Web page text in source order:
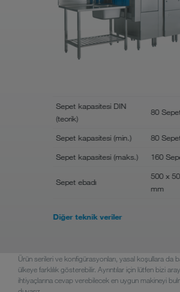
Sepet kapasitesi DIN
(teorik)
80
Sepet kapasitesi (min.)
80
Sepet kapasitesi (maks.)
160
Sepet ebadı
500 x
mm
Diğer teknik veriler
Ürün serileri ve konfigürasyonları, yasal koşullara da
ülkeye farklılık gösterebilir. Ayrıntılar için lütfen bizi
ihtiyaçlarına cevap verebilecek en uygun makineyi